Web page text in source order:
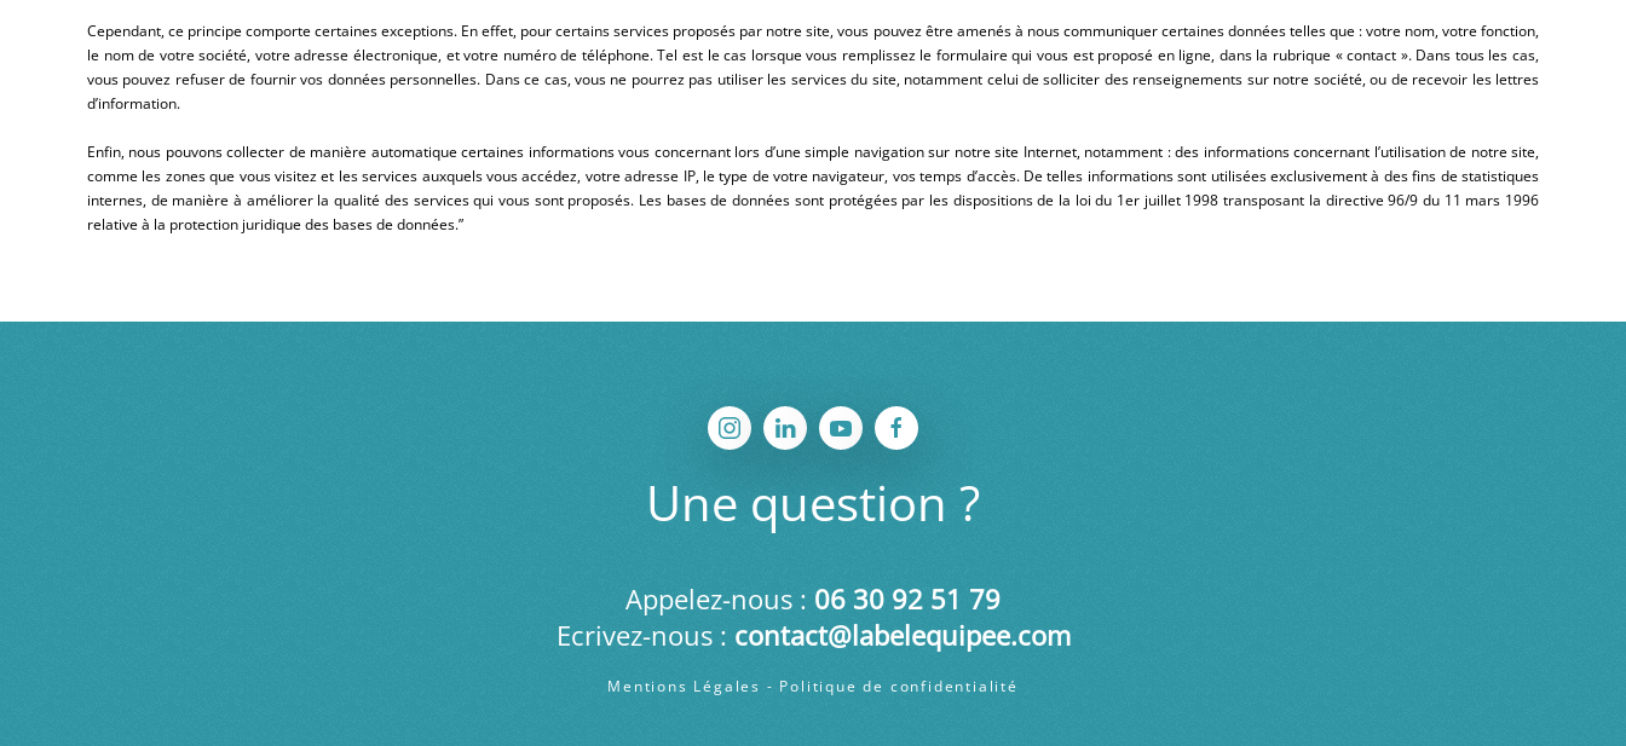
Cependant, ce principe comporte certaines exceptions. En effet, pour certains services proposés par notre site, vous pouvez être amenés à nous communiquer certaines données telles que : votre nom, votre fonction,
le nom de votre société, votre adresse électronique, et votre numéro de téléphone. Tel est le cas lorsque vous remplissez le formulaire qui vous est proposé en ligne, dans la rubrique « contact ». Dans tous les cas,
vous pouvez refuser de fournir vos données personnelles. Dans ce cas, vous ne pourrez pas utiliser les services du site, notamment celui de solliciter des renseignements sur notre société, ou de recevoir les lettres
d’information.
Enfin, nous pouvons collecter de manière automatique certaines informations vous concernant lors d’une simple navigation sur notre site Internet, notamment : des informations concernant l’utilisation de notre site,
comme les zones que vous visitez et les services auxquels vous accédez, votre adresse IP, le type de votre navigateur, vos temps d’accès. De telles informations sont utilisées exclusivement à des fins de statistiques
internes, de manière à améliorer la qualité des services qui vous sont proposés. Les bases de données sont protégées par les dispositions de la loi du 1er juillet 1998 transposant la directive 96/9 du 11 mars 1996
relative à la protection juridique des bases de données.”
Une question ?
Appelez-nous : 06 30 92 51 79
Ecrivez-nous : contact@labelequipee.com
Mentions Légales - Politique de confidentialité